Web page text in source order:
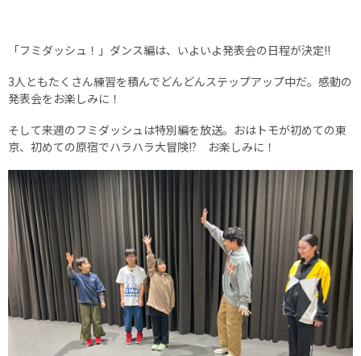
「フミダッシュ！」ダンス編は、いよいよ発表会の日程が決定!!
3人ともたくさん練習を積んでどんどんステップアップ中だ。感動の
発表会をお楽しみに！
そして来週のフミダッシュは特別編を放送。おはトモが初めての東
京、初めての原宿でハラハラ大冒険!? お楽しみに！